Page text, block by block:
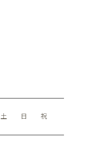
土 日 祝